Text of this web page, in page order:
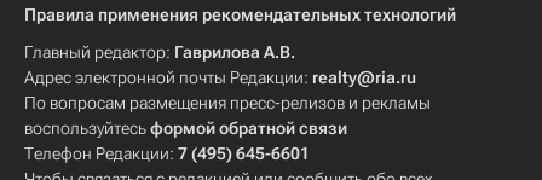
Правила применения рекомендательных технологий
Главный редактор: Гаврилова А.В.
Адрес электронной почты Редакции: realty@ria.ru
По вопросам размещения пресс-релизов и рекламы
воспользуйтесьформой обратной связи
Телефон Редакции: 7 (495) 645-6601